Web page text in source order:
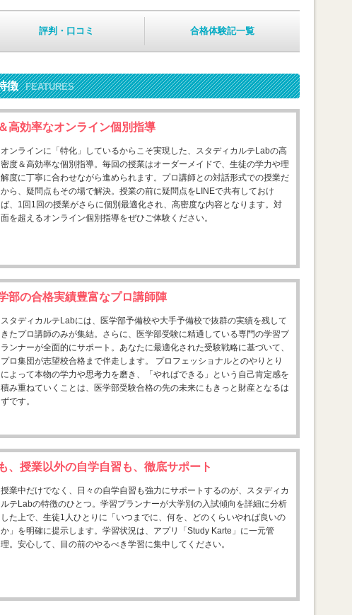
評判・口コミ 合格体験記一覧
徴 FEATURES
高効率なオンライン個別指導
オンラインに「特化」しているからこそ実現した、スタディカルテLabの高
密度＆高効率な個別指導。毎回の授業はオーダーメイドで、生徒の学力や理
解度に丁寧に合わせながら進められます。プロ講師との対話形式での授業だ
から、疑問点もその場で解決。授業の前に疑問点をLINEで共有しておけ
ば、1回1回の授業がさらに個別最適化され、高密度な内容となります。対
面を超えるオンライン個別指導をぜひご体験ください。
部の合格実績豊富なプロ講師陣
スタディカルテLabには、医学部予備校や大手予備校で抜群の実績を残して
きたプロ講師のみが集結。さらに、医学部受験に精通している専門の学習プ
ランナーが全面的にサポート。あなたに最適化された受験戦略に基づいて、
プロ集団が志望校合格まで伴走します。 プロフェッショナルとのやりとり
によって本物の学力や思考力を磨き、「やればできる」という自己肯定感を
積み重ねていくことは、医学部受験合格の先の未来にもきっと財産となるは
ずです。
、授業以外の自学自習も、徹底サポート
授業中だけでなく、日々の自学自習も強力にサポートするのが、スタディカ
ルテLabの特徴のひとつ。学習プランナーが大学別の入試傾向を詳細に分析
した上で、生徒1人ひとりに「いつまでに、何を、どのくらいやれば良いの
か」を明確に提示します。学習状況は、アプリ「Study Karte」に一元管
理。安心して、目の前のやるべき学習に集中してください。